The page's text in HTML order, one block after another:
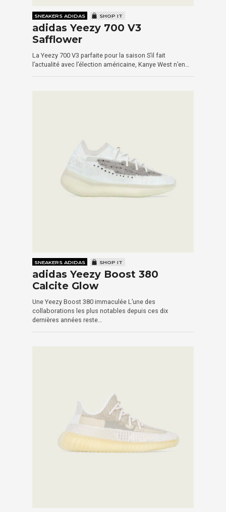
SNEAKERS ADIDAS SHOP IT
adidas Yeezy 700 V3
Safflower
La Yeezy 700 V3 parfaite pour la saison S’il fait
l’actualité avec l’élection américaine, Kanye West n’en…
SNEAKERS ADIDAS SHOP IT
adidas Yeezy Boost 380
Calcite Glow
Une Yeezy Boost 380 immaculée L’une des
collaborations les plus notables depuis ces dix
dernières années reste…